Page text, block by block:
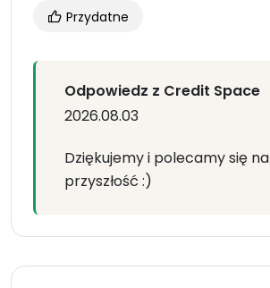
Przydatne
Odpowiedz z Credit Space
2026.08.03
Dziękujemy i polecamy się na
przyszłość :)